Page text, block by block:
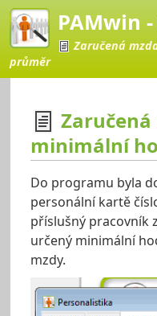
PAMwin
Zaručená
průměr
2022
minimální
Do programu byla
personální kartě
příslušný pracovník
určený minimální
mzdy.